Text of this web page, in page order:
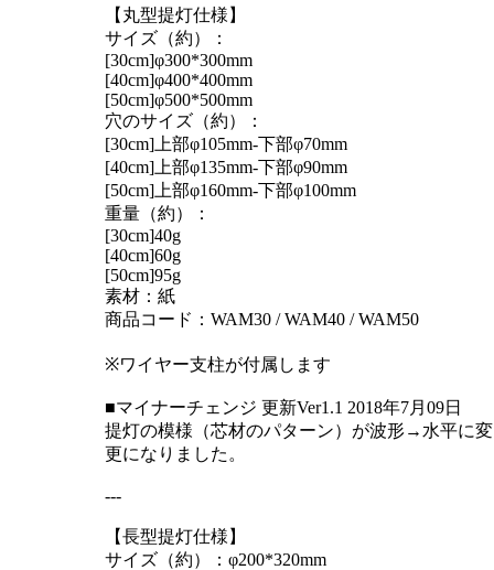
【丸型提灯仕様】
サイズ（約）：
[30cm]φ300*300mm
[40cm]φ400*400mm
[50cm]φ500*500mm
穴のサイズ（約）：
[30cm]上部φ105mm-下部φ70mm
[40cm]上部φ135mm-下部φ90mm
[50cm]上部φ160mm-下部φ100mm
重量（約）：
[30cm]40g
[40cm]60g
[50cm]95g
素材：紙
商品コード：WAM30 / WAM40 / WAM50
※ワイヤー支柱が付属します
■マイナーチェンジ 更新Ver1.1 2018年7月09日
提灯の模様（芯材のパターン）が波形→水平に変
更になりました。
---
【長型提灯仕様】
サイズ（約）：φ200*320mm